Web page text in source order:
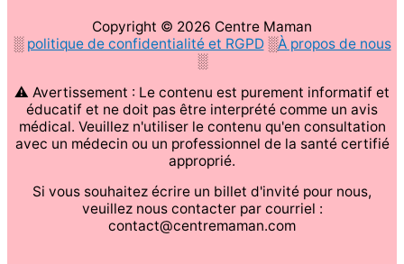
Copyright © 2026 Centre Maman
░ politique de confidentialité et RGPD░À propos de nous
░
⚠ Avertissement : Le contenu est purement informatif et
éducatif et ne doit pas être interprété comme un avis
médical. Veuillez n'utiliser le contenu qu'en consultation
avec un médecin ou un professionnel de la santé certifié
approprié.
Si vous souhaitez écrire un billet d'invité pour nous,
veuillez nous contacter par courriel :
contact@centremaman.com